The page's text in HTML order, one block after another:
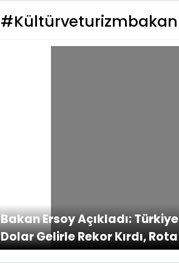
Bakan Ersoy Açıkladı:
Dolar Gelirle Rekor Kırdı,